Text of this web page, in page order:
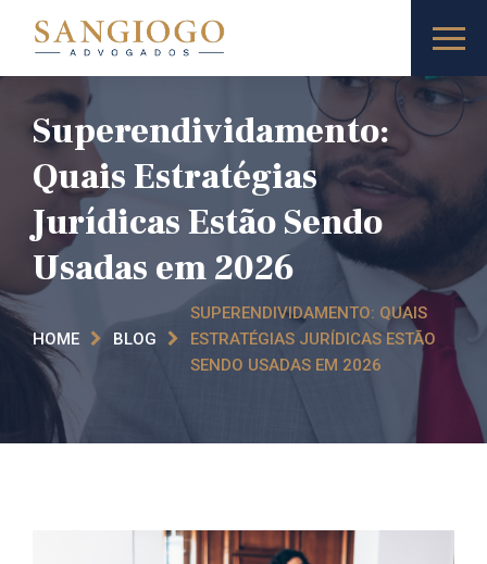
Superendividamento:
Quais Estratégias
Jurídicas Estão Sendo
Usadas em 2026
HOME BLOG
SUPERENDIVIDAMENTO: QUAIS
ESTRATÉGIAS JURÍDICAS ESTÃO
SENDO USADAS EM 2026